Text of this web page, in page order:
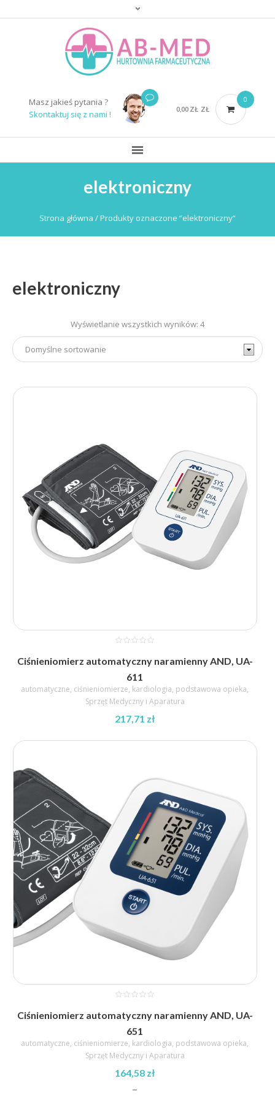
Masz jakieś pytania ?
Skontaktuj się z nami !
0,00 ZŁ ZŁ
0
elektroniczny
Strona główna / Produkty oznaczone “elektroniczny”
elektroniczny
Wyświetlanie wszystkich wyników: 4
Ciśnieniomierz automatyczny naramienny AND, UA-
611
automatyczne, ciśnieniomierze, kardiologia, podstawowa opieka,
Sprzęt Medyczny i Aparatura
217,71 zł
Ciśnieniomierz automatyczny naramienny AND, UA-
651
automatyczne, ciśnieniomierze, kardiologia, podstawowa opieka,
Sprzęt Medyczny i Aparatura
164,58 zł
–